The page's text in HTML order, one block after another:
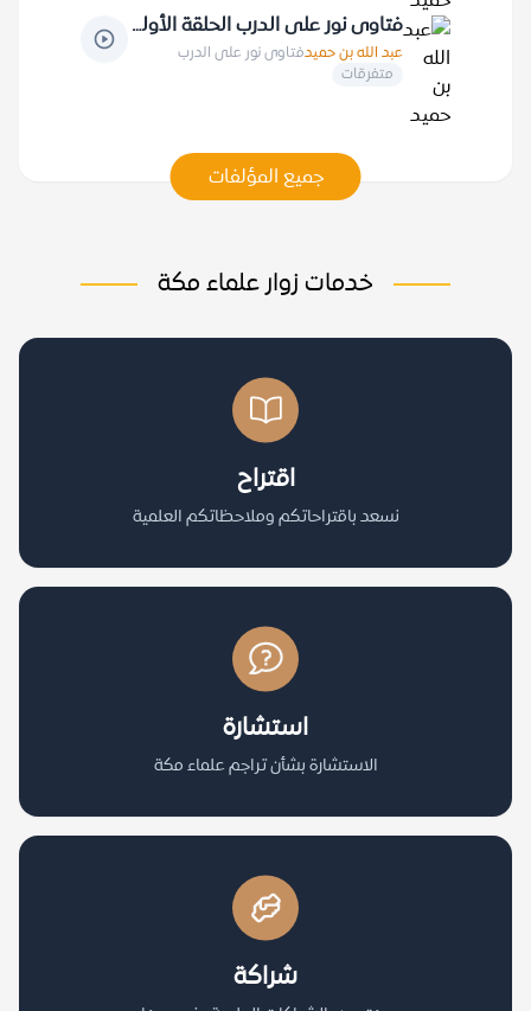
فتاوى نور على الدرب الحلقة الأولى
عبد الله بن حميدفتاوى نور على الدرب
متفرقات
جميع المؤلفات
خدمات زوار علماء مكة
اقتراح
نسعد باقتراحاتكم وملاحظاتكم العلمية
استشارة
الاستشارة بشأن تراجم علماء مكة
شراكة